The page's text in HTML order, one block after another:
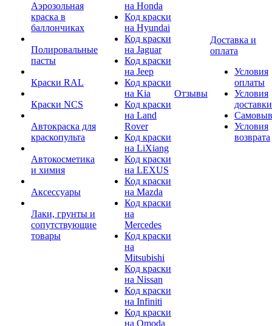
Аэрозольная
краска в
баллончиках
Полировальные
пасты
Краски RAL
Краски NCS
Автокраска для
краскопульта
Автокосметика
и химия
Аксессуары
Лаки, грунты и
сопутствующие
товары
на Honda
Код краски
на Hyundai
Код краски
на Jaguar
Код краски
на Jeep
Код краски
на Kia
Код краски
на Land
Rover
Код краски
на LiXiang
Код краски
на LEXUS
Код краски
на Mazda
Код краски
на
Mercedes
Код краски
на
Mitsubishi
Код краски
на Nissan
Код краски
на Infiniti
Код краски
на Omoda
Отзывы
Доставка и
оплата
Условия
оплаты
Условия
доставки
Условия
возврата